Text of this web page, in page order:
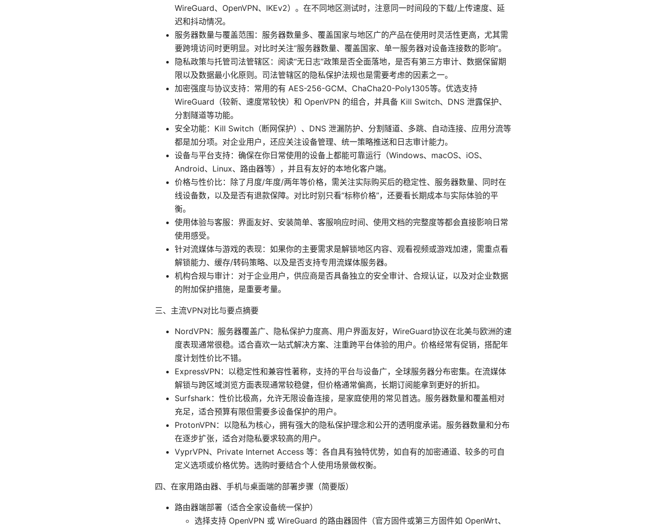
WireGuard、OpenVPN、IKEv2）。在不同地区测试时，注意同一时间段的下载/上传速度、延
迟和抖动情况。
服务器数量与覆盖范围：服务器数量多、覆盖国家与地区广的产品在使用时灵活性更高，尤其需
要跨境访问时更明显。对比时关注“服务器数量、覆盖国家、单一服务器对设备连接数的影响”。
隐私政策与托管司法管辖区：阅读“无日志”政策是否全面落地，是否有第三方审计、数据保留期
限以及数据最小化原则。司法管辖区的隐私保护法规也是需要考虑的因素之一。
加密强度与协议支持：常用的有 AES-256-GCM、ChaCha20-Poly1305等。优选支持
WireGuard（较新、速度常较快）和 OpenVPN 的组合，并具备 Kill Switch、DNS 泄露保护、
分割隧道等功能。
安全功能：Kill Switch（断网保护）、DNS 泄漏防护、分割隧道、多跳、自动连接、应用分流等
都是加分项。对企业用户，还应关注设备管理、统一策略推送和日志审计能力。
设备与平台支持：确保在你日常使用的设备上都能可靠运行（Windows、macOS、iOS、
Android、Linux、路由器等），并且有友好的本地化客户端。
价格与性价比：除了月度/年度/两年等价格，需关注实际购买后的稳定性、服务器数量、同时在
线设备数，以及是否有退款保障。对比时别只看“标称价格”，还要看长期成本与实际体验的平
衡。
使用体验与客服：界面友好、安装简单、客服响应时间、使用文档的完整度等都会直接影响日常
使用感受。
针对流媒体与游戏的表现：如果你的主要需求是解锁地区内容、观看视频或游戏加速，需重点看
解锁能力、缓存/转码策略、以及是否支持专用流媒体服务器。
机构合规与审计：对于企业用户，供应商是否具备独立的安全审计、合规认证，以及对企业数据
的附加保护措施，是重要考量。
三、主流VPN对比与要点摘要
NordVPN：服务器覆盖广、隐私保护力度高、用户界面友好，WireGuard协议在北美与欧洲的速
度表现通常很稳。适合喜欢一站式解决方案、注重跨平台体验的用户。价格经常有促销，搭配年
度计划性价比不错。
ExpressVPN：以稳定性和兼容性著称，支持的平台与设备广，全球服务器分布密集。在流媒体
解锁与跨区域浏览方面表现通常较稳健，但价格通常偏高，长期订阅能拿到更好的折扣。
Surfshark：性价比极高，允许无限设备连接，是家庭使用的常见首选。服务器数量和覆盖相对
充足，适合预算有限但需要多设备保护的用户。
ProtonVPN：以隐私为核心，拥有强大的隐私保护理念和公开的透明度承诺。服务器数量和分布
在逐步扩张，适合对隐私要求较高的用户。
VyprVPN、Private Internet Access 等：各自具有独特优势，如自有的加密通道、较多的可自
定义选项或价格优势。选购时要结合个人使用场景做权衡。
四、在家用路由器、手机与桌面端的部署步骤（简要版）
路由器端部署（适合全家设备统一保护）
选择支持 OpenVPN 或 WireGuard 的路由器固件（官方固件或第三方固件如 OpenWrt、